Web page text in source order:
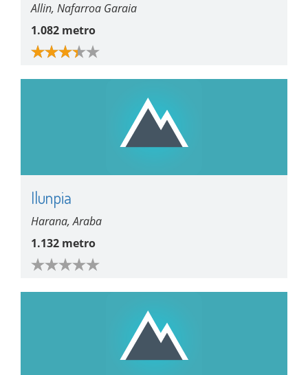
Allin, Nafarroa Garaia
1.082 metro
Ilunpia
Harana, Araba
1.132 metro